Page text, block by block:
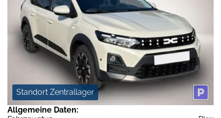
Standort Zentrallager
Allgemeine Daten: